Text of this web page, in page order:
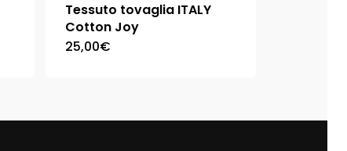
Tessuto tovaglia ITALY
Cotton Joy
25,00€